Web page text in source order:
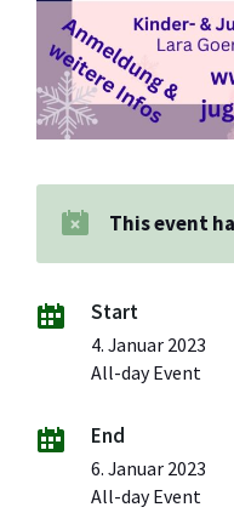
This event
Start
4. Januar 2023
All-day Event
End
6. Januar 2023
All-day Event